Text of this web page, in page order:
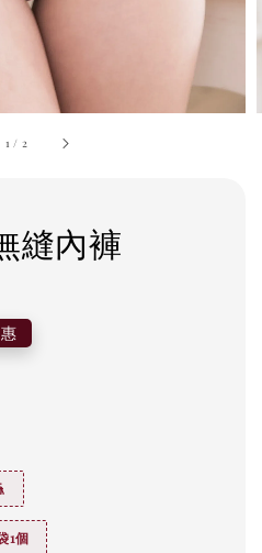
1 / 2
縫內褲
1個